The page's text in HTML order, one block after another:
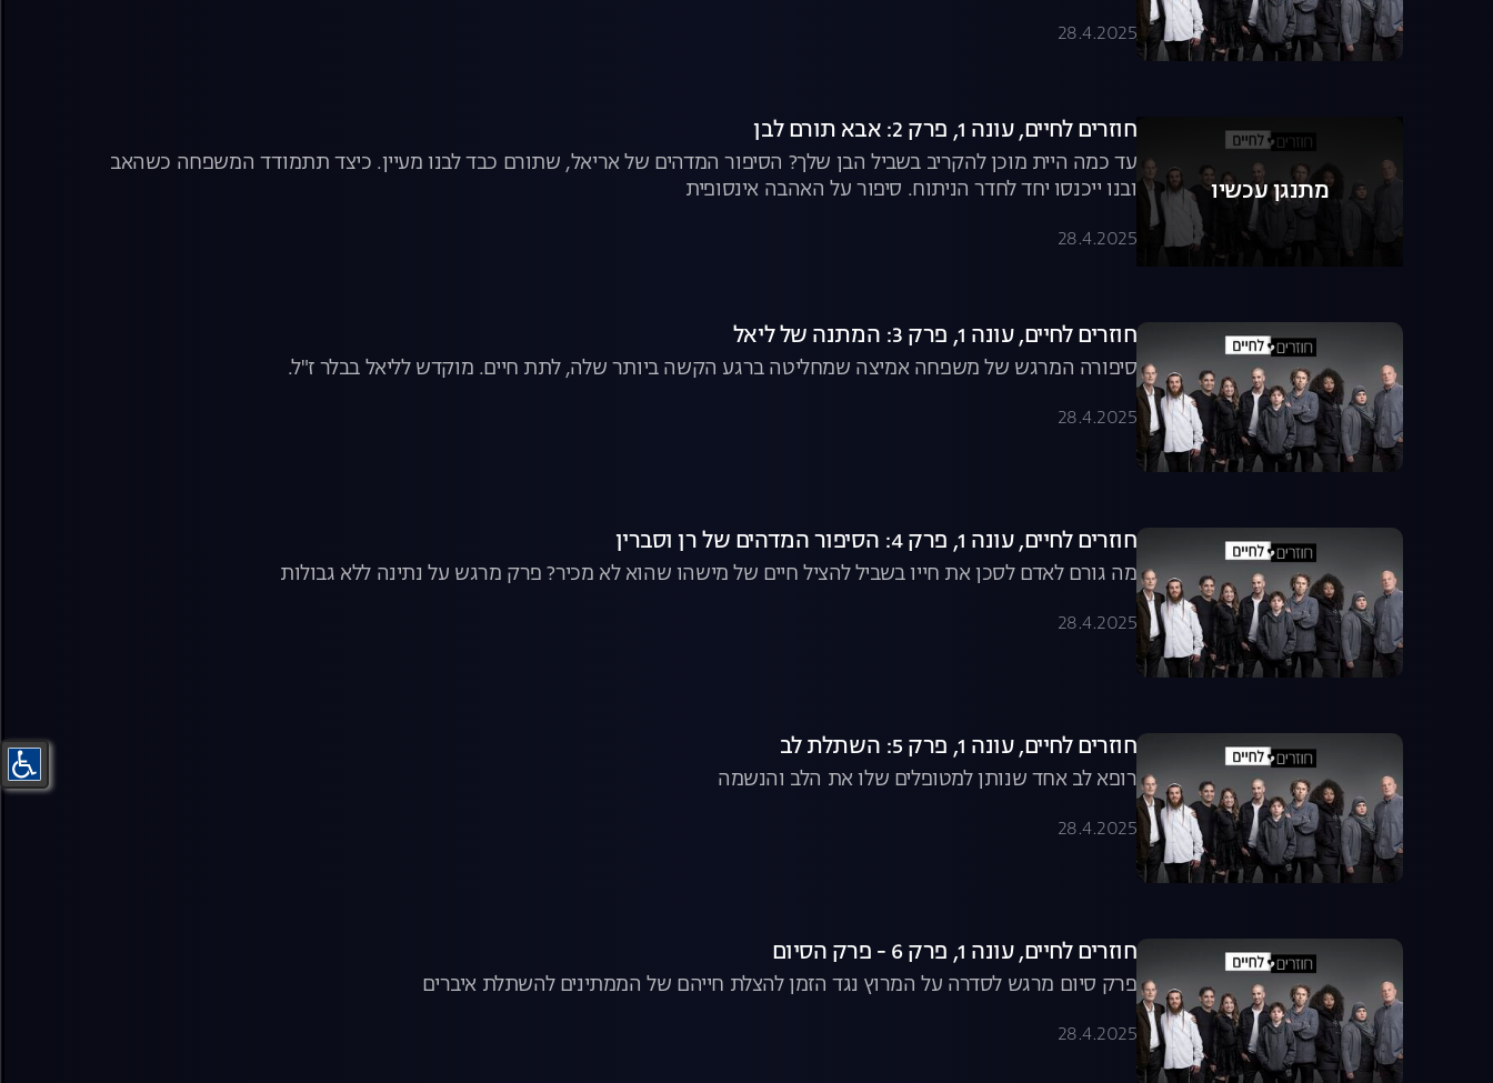
28.4.2025
מתנגן עכשיו
חוזרים לחיים, עונה 1, פרק 2: אבא תורם לבן
עד כמה היית מוכן להקריב בשביל הבן שלך? הסיפור המדהים של אריאל, שתורם כבד לבנו מעיין. כיצד תתמודד המשפחה כשהאב
ובנו ייכנסו יחד לחדר הניתוח. סיפור על האהבה אינסופית
28.4.2025
חוזרים לחיים, עונה 1, פרק 3: המתנה של ליאל
סיפורה המרגש של משפחה אמיצה שמחליטה ברגע הקשה ביותר שלה, לתת חיים. מוקדש לליאל בבלר ז"ל.
28.4.2025
חוזרים לחיים, עונה 1, פרק 4: הסיפור המדהים של רן וסברין
מה גורם לאדם לסכן את חייו בשביל להציל חיים של מישהו שהוא לא מכיר? פרק מרגש על נתינה ללא גבולות
28.4.2025
חוזרים לחיים, עונה 1, פרק 5: השתלת לב
רופא לב אחד שנותן למטופלים שלו את הלב והנשמה
28.4.2025
חוזרים לחיים, עונה 1, פרק 6 - פרק הסיום
פרק סיום מרגש לסדרה על המרוץ נגד הזמן להצלת חייהם של הממתינים להשתלת איברים
28.4.2025